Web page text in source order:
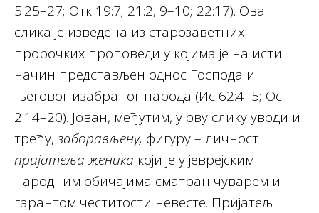
5:25–27; Oтк 19:7; 21:2, 9–10; 22:17). Ова
слика је изведена из старозаветних
пророчких проповеди у којима је на исти
начин представљен однос Господа и
његовог изабраног народа (Ис 62:4–5; Ос
2:14–20). Јован, међутим, у ову слику уводи и
трећу, заборављену, фигуру – личност
пријатеља женика који је у јеврејским
народним обичајима сматран чуварем и
гарантом честитости невесте. Пријатељ